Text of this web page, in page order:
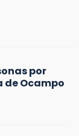
por
de Ocampo